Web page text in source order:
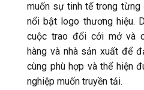
muốn sự tinh tế trong
nổi bật logo thương hiệu.
cuộc trao đổi cởi mở và
hàng và nhà sản xuất để
cùng phù hợp và thể hiện
nghiệp muốn truyền tải.